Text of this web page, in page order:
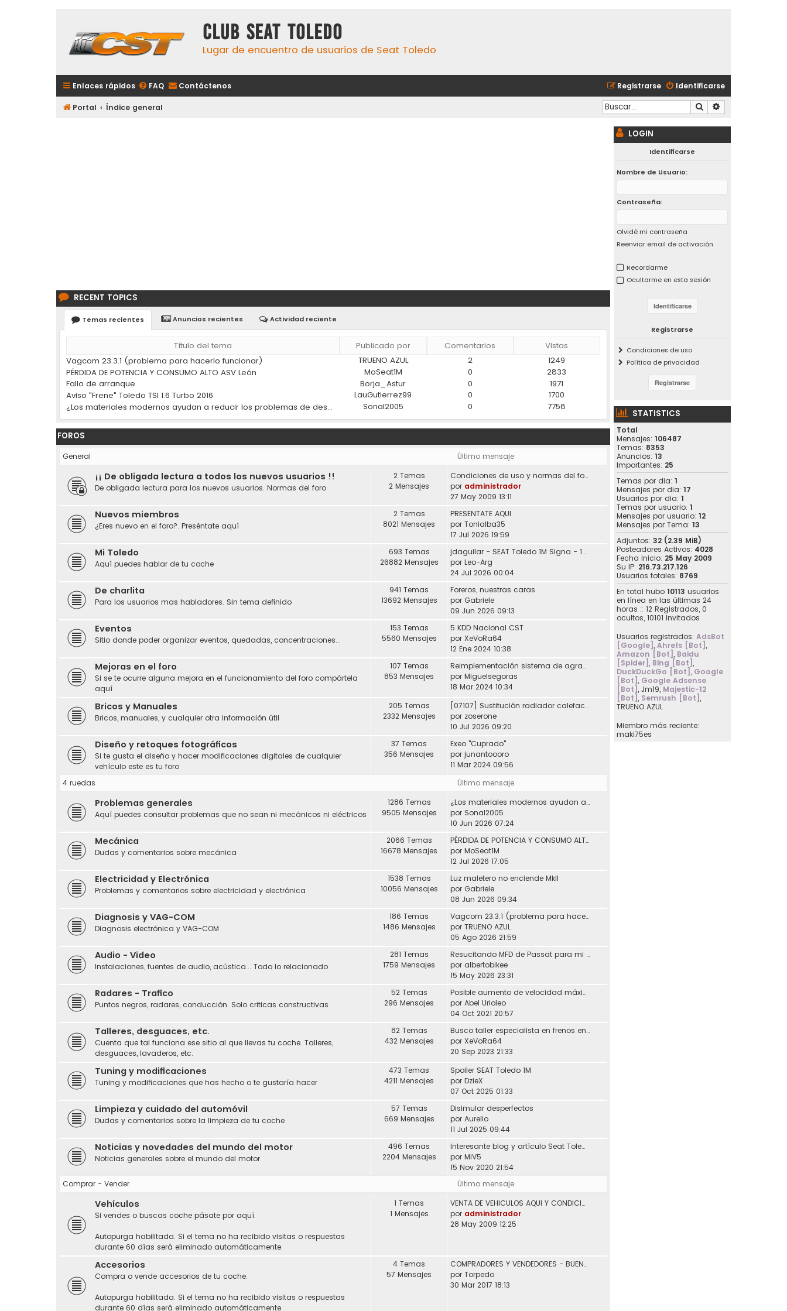
Club Seat Toledo
Lugar de encuentro de usuarios de Seat Toledo
Enlaces rápidos FAQ Contáctenos Identificarse
Registrarse
Portal Índice general Buscar
RECENT TOPICS
Temas recientes Anuncios recientes Actividad reciente
Título del tema Publicado por Comentarios
Vistas
Vagcom 23.3.1 (problema para hacerlo funcionar)
TRUENO AZUL 2
1249
PÉRDIDA DE POTENCIA Y CONSUMO ALTO ASV León
MoSeat1M 0
2833
Fallo de arranque
Borja_Astur 0
1971
Aviso "Frene" Toledo TSI 1.6 Turbo 2016
LauGutierrez99 0
1700
¿Los materiales modernos ayudan a reducir los problemas de desgaste en los coches?
Sonal2005 0 7758
FOROS
Último mensaje
General
¡¡ De obligada lectura a todos los nuevos usuarios !!
De obligada lectura para los nuevos usuarios. Normas del foro
2 Temas
2 Mensajes
Condiciones de uso y normas del foro.
por administrador
27 May 2009 13:11
Nuevos miembros
¿Eres nuevo en el foro?. Preséntate aquí
2 Temas
8021 Mensajes
PRESENTATE AQUI
por Tonialba35
17 Jul 2026 19:59
Mi Toledo
Aquí puedes hablar de tu coche
693 Temas
26882 Mensajes
jdaguilar - SEAT Toledo 1M Signa - 1.8 20V 125CV Automático - 10/2001
por Leo-Arg
24 Jul 2026 00:04
De charlita
Para los usuarios mas habladores. Sin tema definido
941 Temas
13692 Mensajes
Foreros, nuestras caras
por Gabriele
09 Jun 2026 09:13
Eventos
Sitio donde poder organizar eventos, quedadas, concentraciones...
153 Temas
5560 Mensajes
5 KDD Nacional CST
por XeVoRa64
12 Ene 2024 10:38
Mejoras en el foro
Si se te ocurre alguna mejora en el funcionamiento del foro compártela
aquí
107 Temas
853 Mensajes
Reimplementación sistema de agradecimiento en los posts
por Miguelsegoras
18 Mar 2024 10:34
Bricos y Manuales
Bricos, manuales, y cualquier otra información útil
205 Temas
2332 Mensajes
[07107] Sustitución radiador calefacción Seat Toledo I
por zoserone
10 Jul 2026 09:20
Diseño y retoques fotográficos
Si te gusta el diseño y hacer modificaciones digitales de cualquier
vehículo este es tu foro
37 Temas
356 Mensajes
Exeo "Cuprado"
por junantoooro
11 Mar 2024 09:56
Último mensaje
4 ruedas
Problemas generales
Aquí puedes consultar problemas que no sean ni mecánicos ni eléctricos
1286 Temas
9505 Mensajes
¿Los materiales modernos ayudan a reducir los problemas de desgaste en los coches?
por Sonal2005
10 Jun 2026 07:24
Mecánica
Dudas y comentarios sobre mecánica
2066 Temas
16678 Mensajes
PÉRDIDA DE POTENCIA Y CONSUMO ALTO ASV León
por MoSeat1M
12 Jul 2026 17:05
Electricidad y Electrónica
Problemas y comentarios sobre electricidad y electrónica
1538 Temas
10056 Mensajes
Luz maletero no enciende MkII
por Gabriele
08 Jun 2026 09:34
Diagnosis y VAG-COM
Diagnosis electrónica y VAG-COM
186 Temas
1486 Mensajes
Vagcom 23.3.1 (problema para hacerlo funcionar)
por TRUENO AZUL
05 Ago 2026 21:59
Audio - Video
Instalaciones, fuentes de audio, acústica... Todo lo relacionado
281 Temas
1759 Mensajes
Resucitando MFD de Passat para mi Toledo + Petición ayuda idioma (CD DX)
por albertobikee
15 May 2026 23:31
Radares - Trafico
Puntos negros, radares, conducción. Solo criticas constructivas
52 Temas
296 Mensajes
Posible aumento de velocidad máxima en autovías
por Abel Urioleo
04 Oct 2021 20:57
Talleres, desguaces, etc.
Cuenta que tal funciona ese sitio al que llevas tu coche. Talleres,
desguaces, lavaderos, etc.
82 Temas
432 Mensajes
Busco taller especialista en frenos en Madrid
por XeVoRa64
20 Sep 2023 21:33
Tuning y modificaciones
Tuning y modificaciones que has hecho o te gustaría hacer
473 Temas
4211 Mensajes
Spoiler SEAT Toledo 1M
por DzieX
07 Oct 2025 01:33
Limpieza y cuidado del automóvil
Dudas y comentarios sobre la limpieza de tu coche
57 Temas
669 Mensajes
Disimular desperfectos
por Aurelio
11 Jul 2025 09:44
Noticias y novedades del mundo del motor
Noticias generales sobre el mundo del motor
496 Temas
2204 Mensajes
Interesante blog y artículo Seat Toledo 1L
por MiV5
15 Nov 2020 21:54
Último mensaje
Comprar - Vender
Vehículos
Si vendes o buscas coche pásate por aquí.
Autopurga habilitada. Si el tema no ha recibido visitas o respuestas
durante 60 días será eliminado automáticamente.
1 Temas
1 Mensajes
VENTA DE VEHICULOS AQUI Y CONDICIONES DE USO.
por administrador
28 May 2009 12:25
Accesorios
Compra o vende accesorios de tu coche.
Autopurga habilitada. Si el tema no ha recibido visitas o respuestas
durante 60 días será eliminado automáticamente.
4 Temas
57 Mensajes
COMPRADORES Y VENDEDORES - BUENOS Y MALOS
por Torpedo
30 Mar 2017 18:13
LOGIN
Identificarse
Nombre de Usuario:
Contraseña:
Olvidé mi contraseña
Reenviar email de activación
Recordarme
Ocultarme en esta sesión
Registrarse
Condiciones de uso
Política de privacidad
STATISTICS
Total
Mensajes: 106487
Temas: 8353
Anuncios: 13
Importantes: 25
Temas por dia: 1
Mensajes por dia: 17
Usuarios por dia: 1
Temas por usuario: 1
Mensajes por usuario: 12
Mensajes por Tema: 13
Adjuntos: 32 (2.39 MiB)
Posteadores Activos: 4028
Fecha Inicio: 25 May 2009
Su IP: 216.73.217.126
Usuarios totales: 8769
En total hubo 10113 usuarios
en línea en las últimas 24
horas :: 12 Registrados, 0
ocultos, 10101 Invitados
Usuarios registrados: AdsBot
[Google], Ahrefs [Bot],
Amazon [Bot], Baidu
[Spider], Bing [Bot],
DuckDuckGo [Bot], Google
[Bot], Google Adsense
[Bot], Jm19, Majestic-12
[Bot], Semrush [Bot],
TRUENO AZUL
Miembro más reciente:
maki75es